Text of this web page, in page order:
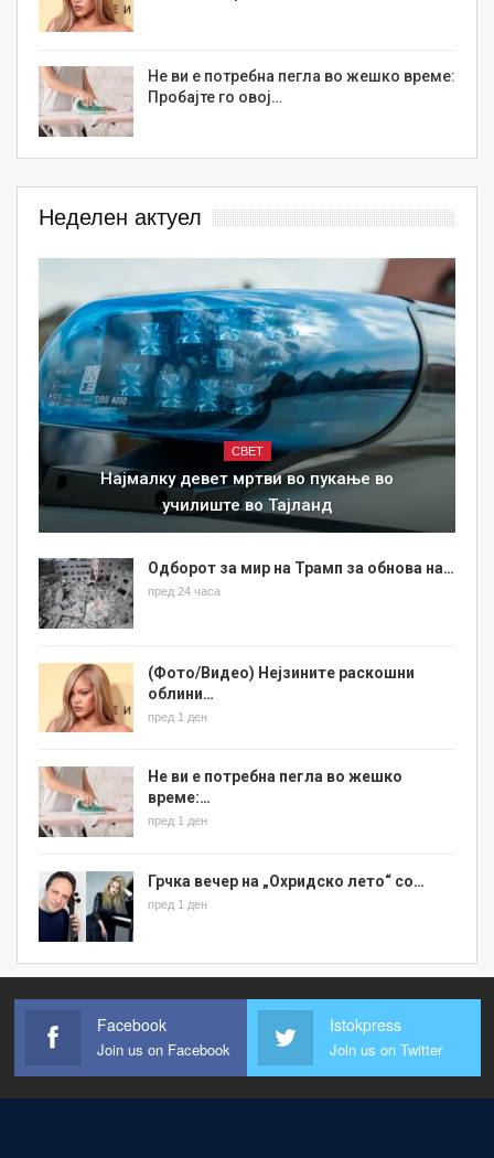
Не ви е потребна пегла во жешко време:
Пробајте го овој…
Неделен актуел
СВЕТ
Најмалку девет мртви во пукање во
училиште во Тајланд
Одборот за мир на Трамп за обнова на…
пред 24 часа
(Фото/Видео) Нејзините раскошни
облини…
пред 1 ден
Не ви е потребна пегла во жешко
време:…
пред 1 ден
Грчка вечер на „Охридско лето“ со…
пред 1 ден
Facebook
Join us on Facebook
Istokpress
Join us on Twitter